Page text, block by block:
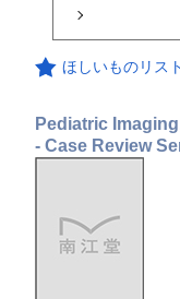
ほしいものリス
Pediatric
- Case Review